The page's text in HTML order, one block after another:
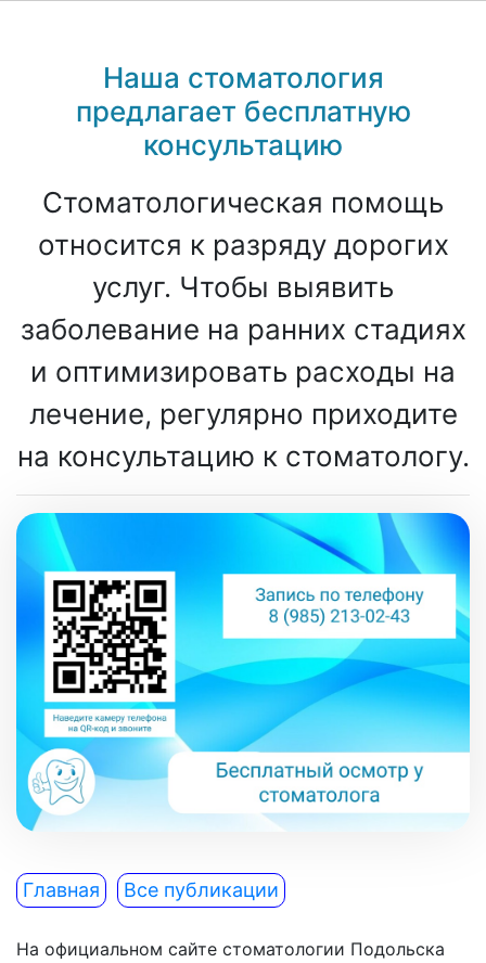
Наша стоматология
предлагает бесплатную
консультацию
Стоматологическая помощь
относится к разряду дорогих
услуг. Чтобы выявить
заболевание на ранних стадиях
и оптимизировать расходы на
лечение, регулярно приходите
на консультацию к стоматологу.
Главная Все публикации
На официальном сайте стоматологии Подольска